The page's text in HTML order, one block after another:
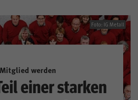
Foto: IG Metall
Mitglied werden
einer starken